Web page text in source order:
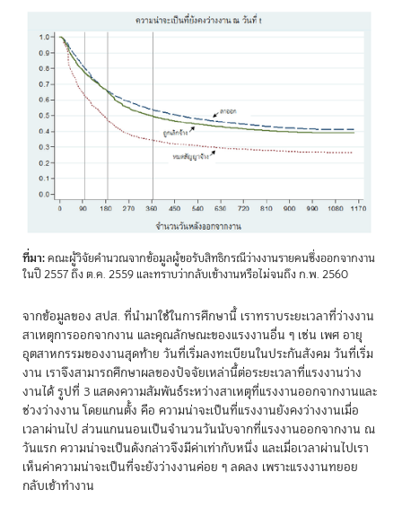
ที่มา:คณะผู้วิจัยคำนวณจากข้อมูลผู้ขอรับสิทธิกรณีว่างงานรายคนซึ่งออกจากงาน
ในปี 2557 ถึง ต.ค. 2559 และทราบว่ากลับเข้างานหรือไม่จนถึง ก.พ. 2560
จากข้อมูลของ สปส. ที่นำมาใช้ในการศึกษานี้ เราทราบระยะเวลาที่ว่างงาน
สาเหตุการออกจากงาน และคุณลักษณะของแรงงานอื่น ๆ เช่น เพศ อายุ
อุตสาหกรรมของงานสุดท้าย วันที่เริ่มลงทะเบียนในประกันสังคม วันที่เริ่ม
งาน เราจึงสามารถศึกษาผลของปัจจัยเหล่านี้ต่อระยะเวลาที่แรงงานว่าง
งานได้ รูปที่ 3 แสดงความสัมพันธ์ระหว่างสาเหตุที่แรงงานออกจากงานและ
ช่วงว่างงาน โดยแกนตั้ง คือ ความน่าจะเป็นที่แรงงานยังคงว่างงานเมื่อ
เวลาผ่านไป ส่วนแกนนอนเป็นจำนวนวันนับจากที่แรงงานออกจากงาน ณ
วันแรก ความน่าจะเป็นดังกล่าวจึงมีค่าเท่ากับหนึ่ง และเมื่อเวลาผ่านไปเรา
เห็นค่าความน่าจะเป็นที่จะยังว่างงานค่อย ๆ ลดลง เพราะแรงงานทยอย
กลับเข้าทำงาน